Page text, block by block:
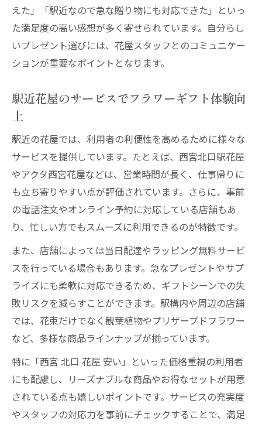
えた」「駅近なので急な贈り物にも対応できた」といっ
た満足度の高い感想が多く寄せられています。自分らし
いプレゼント選びには、花屋スタッフとのコミュニケー
ションが重要なポイントとなります。
駅近花屋のサービスでフラワーギフト体験向
上
駅近の花屋では、利用者の利便性を高めるために様々な
サービスを提供しています。たとえば、西宮北口駅花屋
やアクタ西宮花屋などは、営業時間が長く、仕事帰りに
も立ち寄りやすい点が評価されています。さらに、事前
の電話注文やオンライン予約に対応している店舗もあ
り、忙しい方でもスムーズに利用できるのが特徴です。
また、店舗によっては当日配達やラッピング無料サービ
スを行っている場合もあります。急なプレゼントやサプ
ライズにも柔軟に対応できるため、ギフトシーンでの失
敗リスクを減らすことができます。駅構内や周辺の店舗
では、花束だけでなく観葉植物やプリザーブドフラワー
など、多様な商品ラインナップが揃っています。
特に「西宮 北口 花屋 安い」といった価格重視の利用者
にも配慮し、リーズナブルな商品やお得なセットが用意
されている点も嬉しいポイントです。サービスの充実度
やスタッフの対応力を事前にチェックすることで、満足